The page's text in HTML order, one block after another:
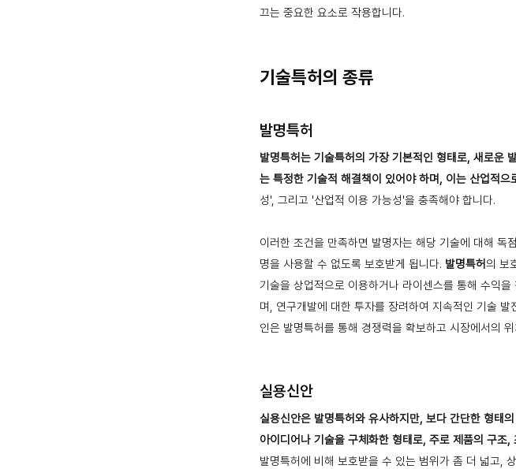
끄는 중요한 요소로 작용합니다.
기술특허의 종류
발명특허
발명특허는 기술특허의 가장 기본적인 형태로, 새로운
는 특정한 기술적 해결책이 있어야 하며, 이는 산업적으
성', 그리고 '산업적 이용 가능성'을 충족해야 합니다.
이러한 조건을 만족하면 발명자는 해당 기술에 대해 독
명을 사용할 수 없도록 보호받게 됩니다. 발명특허의 보
기술을 상업적으로 이용하거나 라이센스를 통해 수익
며, 연구개발에 대한 투자를 장려하여 지속적인 기술
인은 발명특허를 통해 경쟁력을 확보하고 시장에서의
실용신안
실용신안은 발명특허와 유사하지만, 보다 간단한 형태
아이디어나 기술을 구체화한 형태로, 주로 제품의 구조
발명특허에 비해 보호받을 수 있는 범위가 좀 더 넓고,